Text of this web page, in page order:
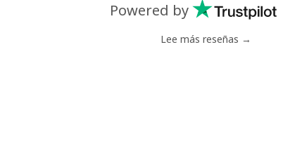
Powered by
Lee más reseñas →